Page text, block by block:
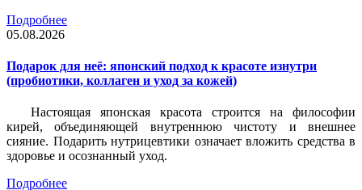
Подробнее
05.08.2026
Подарок для неё: японский подход к красоте изнутри
(пробиотики, коллаген и уход за кожей)
Настоящая японская красота строится на философии
кирей, объединяющей внутреннюю чистоту и внешнее
сияние. Подарить нутрицевтики означает вложить средства в
здоровье и осознанный уход.
Подробнее